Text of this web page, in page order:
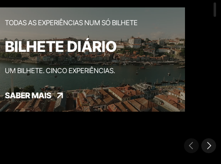
TODAS AS EXPERIÊNCIAS NUM SÓ BILHETE
BILHETE DIÁRIO
UM BILHETE. CINCO EXPERIÊNCIAS.
SABER MAIS